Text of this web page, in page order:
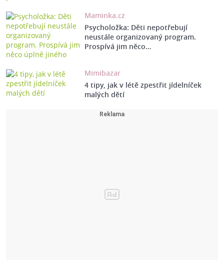
Maminka.cz
Psycholožka: Děti nepotřebují
neustále organizovaný program.
Prospívá jim něco…
Mimibazar
4 tipy, jak v létě zpestřit jídelníček
malých dětí